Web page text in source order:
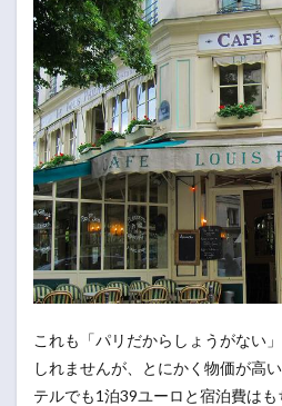
これも「パリだからしょうがない
しれませんが、とにかく物価が高
テルでも1泊39ユーロと宿泊費は